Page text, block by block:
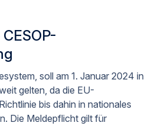
soll am 1. Januar 2024 in
gelten, da die EU-
bis dahin in nationales
Die Meldepflicht gilt für